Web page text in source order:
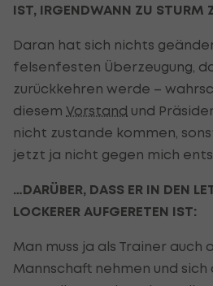
IST, IRGENDWANN ZU STURM
Daran hat sich nichts
felsenfesten Überzeugung,
zurückkehren werde –
diesem Vorstand und
nicht zustande kommen,
jetzt ja nicht gegen mich
…DARÜBER, DASS ER IN DEN
LOCKERER AUFGERETEN IST:
Man muss ja als Trainer auch
Mannschaft nehmen und